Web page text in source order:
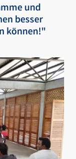
und
besser
können!"